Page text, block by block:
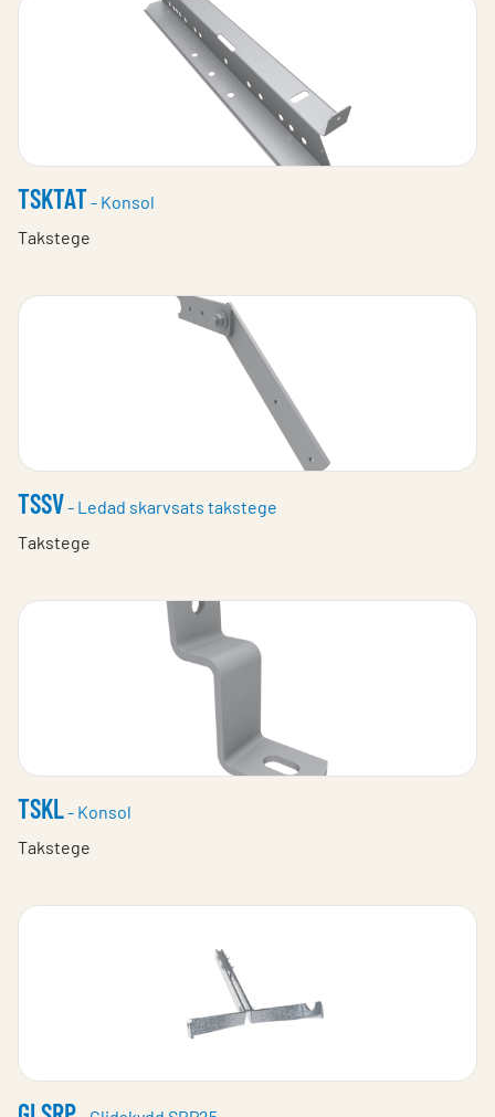
TSKTAT- Konsol
Takstege
TSSV- Ledad skarvsats takstege
Takstege
TSKL- Konsol
Takstege